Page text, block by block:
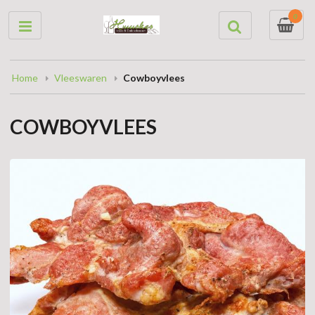
0
Home Vleeswaren Cowboyvlees
COWBOYVLEES